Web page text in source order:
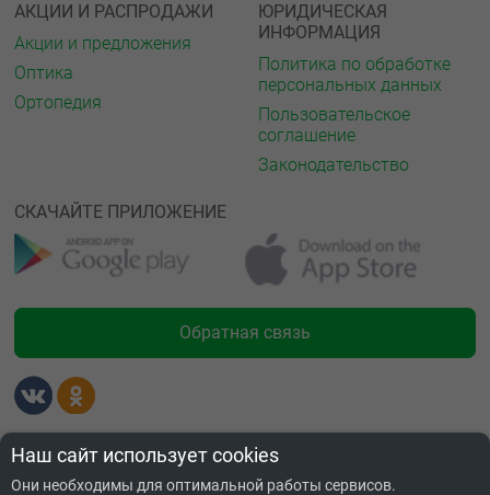
АКЦИИ И РАСПРОДАЖИ
Акции и предложения
Оптика
Ортопедия
ЮРИДИЧЕСКАЯ
ИНФОРМАЦИЯ
Политика по обработке
персональных данных
Пользовательское
соглашение
Законодательство
СКАЧАЙТЕ ПРИЛОЖЕНИЕ
Обратная связь
Лицензии
Наш сайт использует cookies
Они необходимы для оптимальной работы сервисов.